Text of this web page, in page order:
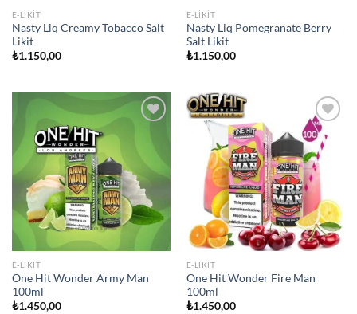
E-LIKIT
Nasty Liq Creamy Tobacco Salt
Likit
₺1.150,00
E-LIKIT
Nasty Liq Pomegranate Berry
Salt Likit
₺1.150,00
E-LIKIT
One Hit Wonder Army Man
100ml
₺1.450,00
Add to
wishlist
E-LIKIT
One Hit Wonder Fire Man
100ml
₺1.450,00